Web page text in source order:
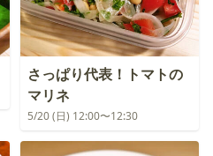
さっぱり代表！トマトの
マリネ
5/20 (日) 12:00〜12:30